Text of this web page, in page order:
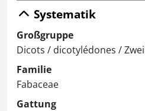
Systematik
Großgruppe
Dicots / dicotylédones /
Familie
Fabaceae
Gattung